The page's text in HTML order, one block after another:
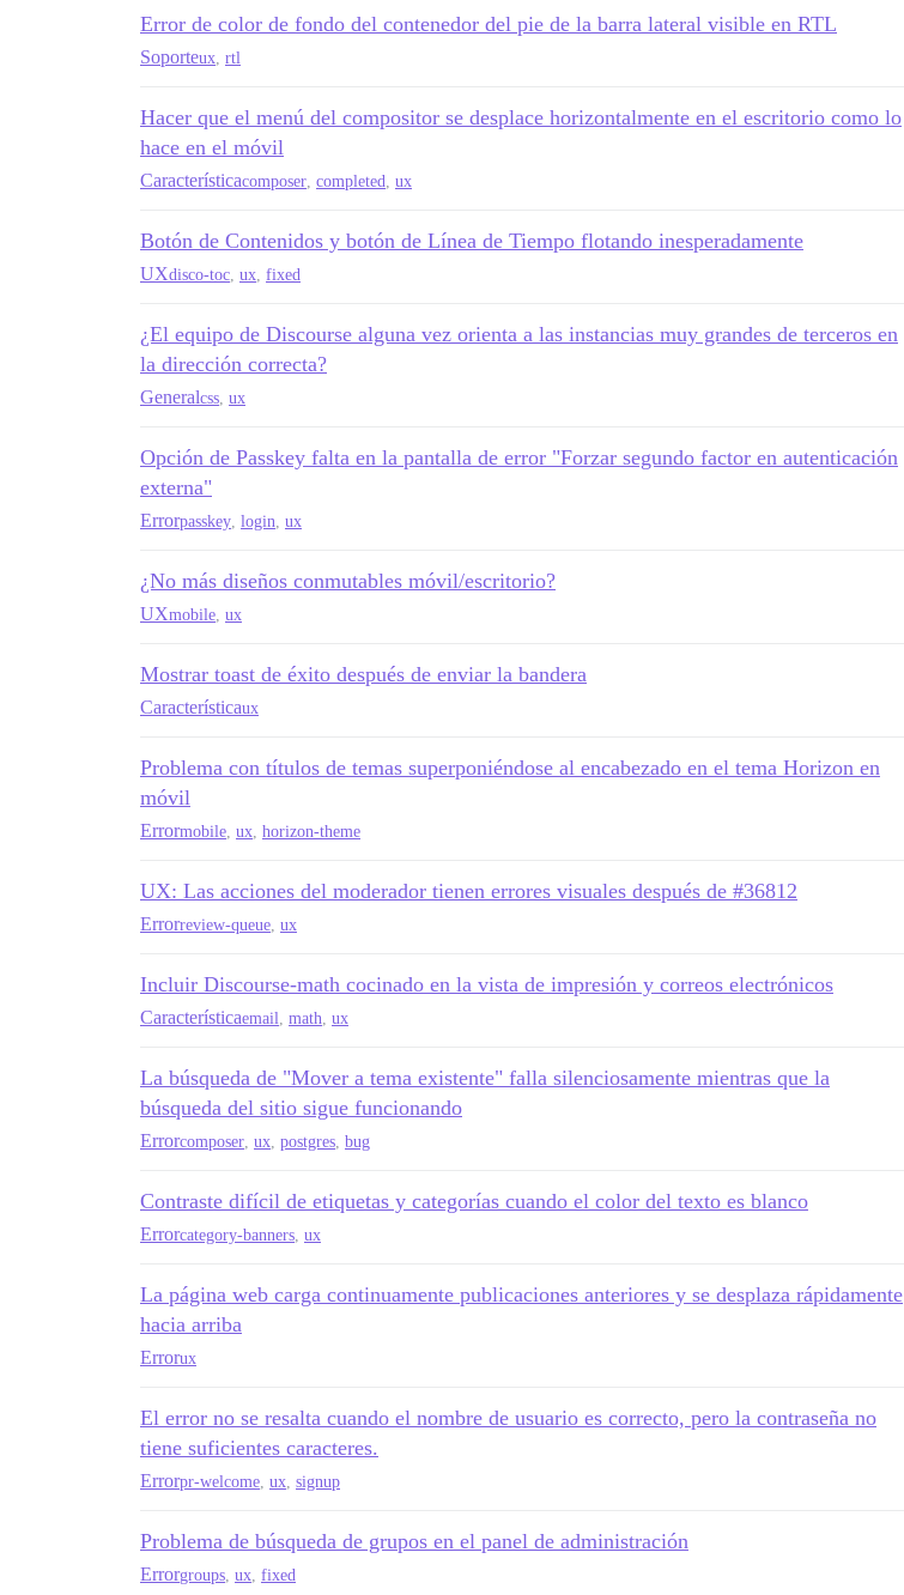
Error de color de fondo del contenedor del pie de la barra lateral visible en RTL
Soporteux rtl
Hacer que el menú del compositor se desplace horizontalmente en el escritorio como lo
hace en el móvil
Característicacomposer completed ux
Botón de Contenidos y botón de Línea de Tiempo flotando inesperadamente
UXdisco-toc ux fixed
¿El equipo de Discourse alguna vez orienta a las instancias muy grandes de terceros en
la dirección correcta?
Generalcss ux
Opción de Passkey falta en la pantalla de error "Forzar segundo factor en autenticación
externa"
Errorpasskey login ux
¿No más diseños conmutables móvil/escritorio?
UXmobile ux
Mostrar toast de éxito después de enviar la bandera
Característicaux
Problema con títulos de temas superponiéndose al encabezado en el tema Horizon en
móvil
Errormobile ux horizon-theme
UX: Las acciones del moderador tienen errores visuales después de #36812
Errorreview-queue ux
Incluir Discourse-math cocinado en la vista de impresión y correos electrónicos
Característicaemail math ux
La búsqueda de "Mover a tema existente" falla silenciosamente mientras que la
búsqueda del sitio sigue funcionando
Errorcomposer ux postgres bug
Contraste difícil de etiquetas y categorías cuando el color del texto es blanco
Errorcategory-banners ux
La página web carga continuamente publicaciones anteriores y se desplaza rápidamente
hacia arriba
Errorux
El error no se resalta cuando el nombre de usuario es correcto, pero la contraseña no
tiene suficientes caracteres.
Errorpr-welcome ux signup
Problema de búsqueda de grupos en el panel de administración
Errorgroups ux fixed